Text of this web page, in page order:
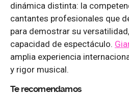
dinámica distinta: la
cantantes profesionales que
para demostrar su
capacidad de espectáculo.
amplia experiencia
y rigor musical.
Te recomendamos